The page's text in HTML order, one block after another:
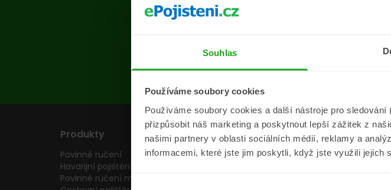
Souhlas
Používáme soubory cookies
Používáme soubory cookies a další nástroje pro
přizpůsobit náš marketing a poskytnout lepší zážitek z
našimi partnery v oblasti sociálních médií, reklamy a
informacemi, které jste jim poskytli, když jste využili jejich
Přejít na
Produkty
Povinné ručení
Havarijní pojištění
Povinné ručení motocyklu
Pojišťovny
Pojišťovny
Informace
Aktuality